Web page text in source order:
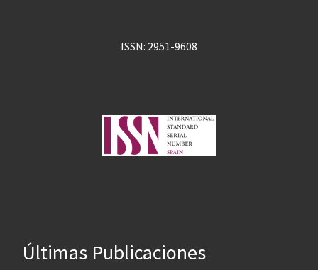
ISSN: 2951-9608
Últimas Publicaciones